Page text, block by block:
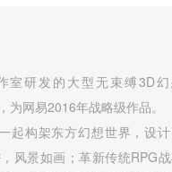
室研发的大型无束缚3D幻
网易2016年战略级作品。
起构架东方幻想世界，设计
风景如画；革新传统RPG